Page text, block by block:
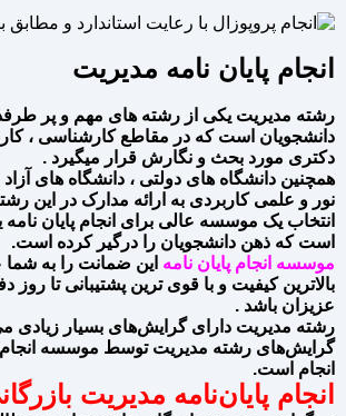
انجام پایان نامه مدیریت
رشته مدیریت یکی از رشته های مهم و پر
دانشجویان است که در مقاطع کارشناسی ،
دکتری مورد بحث و نگارش قرار میگیرد .
همچنین دانشگاه های دولتی ، دانشگاه های آزاد
نور و علمی کاربردی به ارائه مدارک در این
انتخاب یک موسسه عالی برای انجام پایان
است که ذهن دانشجویان را درگیر کرده است.
موسسه انجام پایان نامه این ضمانت را به شما
بالاترین کیفیت و با قوی ترین پشتیبانی تا
عزیزان باشد .
رشته مدیریت دارای گرایش‌های بسیار زیادی
گرایش‌های رشته مدیریت توسط موسسه انجام
انجام است.
انجام پایان‌نامه مدیریت